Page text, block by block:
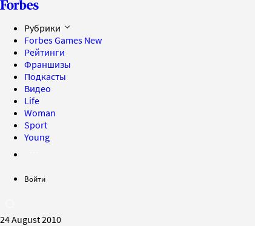
Рубрики
Forbes Games New
Рейтинги
Франшизы
Подкасты
Видео
Life
Woman
Sport
Young
Войти
24 August 2010